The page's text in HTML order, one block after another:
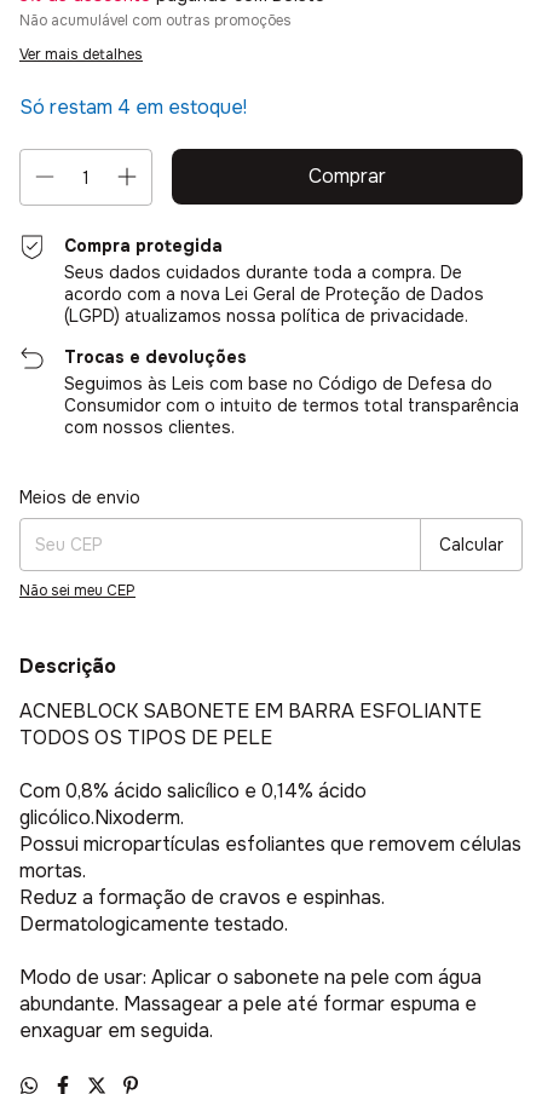
Não acumulável com outras promoções
Ver mais detalhes
Só restam 4 em estoque!
Compra protegida
Seus dados cuidados durante toda a compra. De
acordo com a nova Lei Geral de Proteção de Dados
(LGPD) atualizamos nossa política de privacidade.
Trocas e devoluções
Seguimos às Leis com base no Código de Defesa do
Consumidor com o intuito de termos total transparência
com nossos clientes.
Entregas para o CEP:
Meios de envio
Calcular
Não sei meu CEP
Descrição
ACNEBLOCK SABONETE EM BARRA ESFOLIANTE
TODOS OS TIPOS DE PELE
Com 0,8% ácido salicílico e 0,14% ácido
glicólico.Nixoderm.
Possui micropartículas esfoliantes que removem células
mortas.
Reduz a formação de cravos e espinhas.
Dermatologicamente testado.
Modo de usar: Aplicar o sabonete na pele com água
abundante. Massagear a pele até formar espuma e
enxaguar em seguida.